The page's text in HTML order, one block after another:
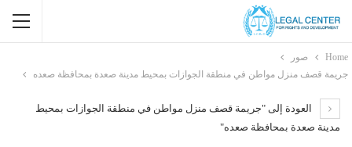
Home
صور
جريمة قصف منزل مواطن في منطقة الجوازات بمحيط مدينة صعدة بمحافظة صعده
العودة إلى "جريمة قصف منزل مواطن في منطقة الجوازات بمحيط
مدينة صعدة بمحافظة صعده"